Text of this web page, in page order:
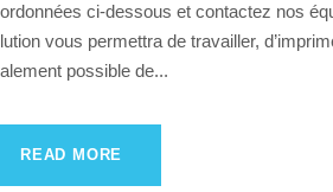
ci-dessous et contactez nos
vous permettra de travailler,
possible de...
READ MORE